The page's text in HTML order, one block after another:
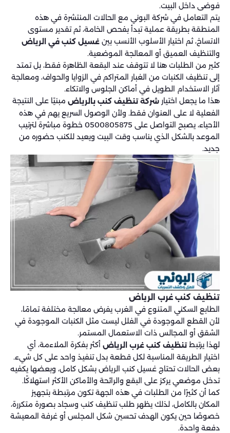
فوضى داخل البيت.
يتم التعامل في شركة البوني مع الحالات المنتشرة في هذه
المنطقة بطريقة عملية تبدأ بفحص الخامة، ثم تقدير مستوى
الاتساخ، ثم اختيار الأسلوب الأنسب بين غسيل كنب في الرياض
والتنظيف العميق أو المعالجة الموضعية.
كثير من الطلبات هنا لا تتوقف عند البقعة الظاهرة فقط، بل تمتد
إلى تنظيف الكنبات من الغبار المتراكم في الزوايا والحواف، ومعالجة
آثار الاستخدام الطويل في أماكن الجلوس والاتكاء.
هذا ما يجعل اختيار شركة تنظيف كنب بالرياض مبنيًا على النتيجة
الفعلية لا على العنوان فقط. ولأن الوصول السريع يهم في هذه
الأحياء، يصبح التواصل على 0500805875 خطوة مباشرة لترتيب
الموعد بالشكل الذي يناسب وقت البيت ويعيد للكنب حضوره من
جديد.
تنظيف كنب غرب الرياض
الطابع السكني المتنوع في الغرب يفرض معالجة مختلفة تمامًا،
لأن القطع الموجودة في الفلل ليست مثل الكنبات الموجودة في
الشقق أو المجالس ذات الاستعمال المستمر.
لهذا يرتبطتنظيف كنب غرب الرياض أكثر بفكرة الملاءمة، أي
اختيار الطريقة المناسبة لكل قطعة بدل تنفيذ واحد على كل شيء.
بعض الحالات تحتاج غسيل كنب الرياض بشكل كامل، وبعضها يكفيه
تدخل موضعي يركز على البقع والرائحة والأماكن الأكثر استهلاكًا.
كما أن كثيرًا من الطلبات في هذه الجهة تكون مرتبطة بتجهيز
المكان بالكامل، لذلك يظهر طلب تنظيف كنب وسجاد بصورة متكررة،
خصوصًا حين يكون الهدف تحسين شكل المجلس أو غرفة المعيشة
دفعة واحدة.